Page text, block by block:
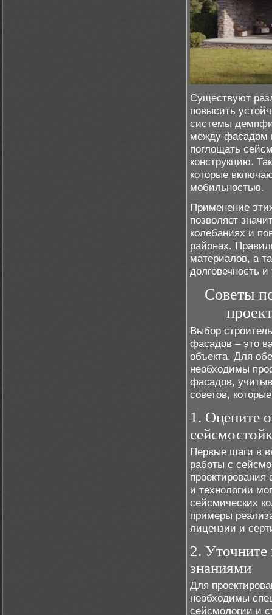
Существуют
повысить
системы
между фасадом
поглощать
конструкцию.
которые
мобильностью.
Применение
позволяет
колебаниях и
районах.
материалов, а
долговечность
Советы
Выбор
фасадов – это
объекта. Для
необходимы
фасадов,
советов,
1. Оцените
Первые шаги в
работы с
и технологии
сейсмических
примеры
лицензии и
2. Уточните
знаниями
Для
необходимы
сейсмологии и